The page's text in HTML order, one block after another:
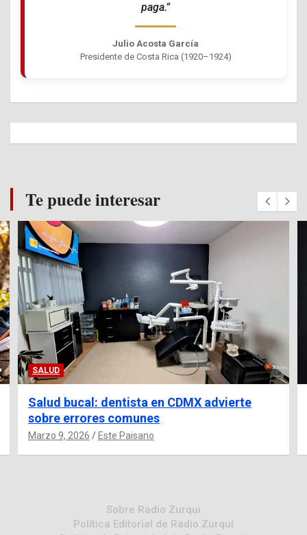
paga.”
Julio Acosta García
Presidente de Costa Rica (1920–1924)
Te puede interesar
SALUD
Salud bucal: dentista en CDMX advierte
sobre errores comunes
Marzo 9, 2026 Este Paisano
Sobre Radio Zurqui
Política Editorial de Radio Zurquí